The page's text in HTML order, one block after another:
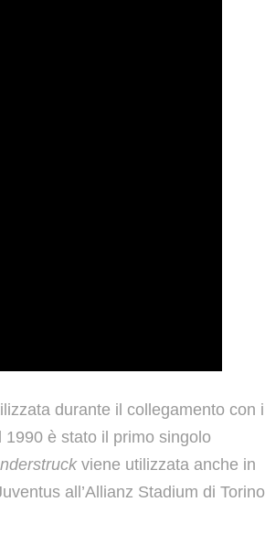
durante il collegamento con i
1990 è stato il primo singolo
viene utilizzata anche in
all’Allianz Stadium di Torino